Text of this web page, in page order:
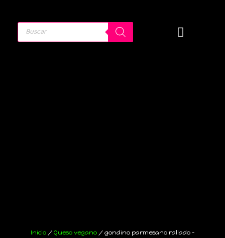
Inicio/ Queso vegano/ gondino parmesano rallado –